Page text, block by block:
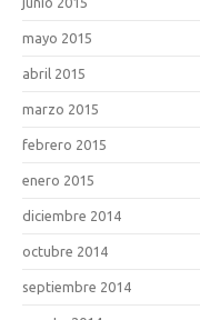
mayo 2015
abril 2015
marzo 2015
febrero 2015
enero 2015
diciembre 2014
octubre 2014
septiembre 2014